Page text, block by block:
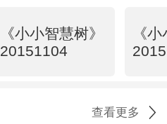
《小小智慧树》
20151104
《
查看更多